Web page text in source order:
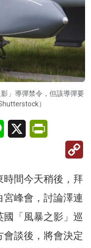
」導彈禁令，但該導彈要
）
Line X
時間今天稍後，拜
峰會，討論澤連
「風暴之影」巡
談後，將會決定